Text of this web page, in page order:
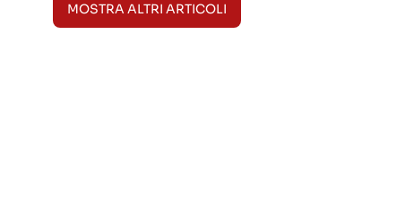
MOSTRA ALTRI ARTICOLI